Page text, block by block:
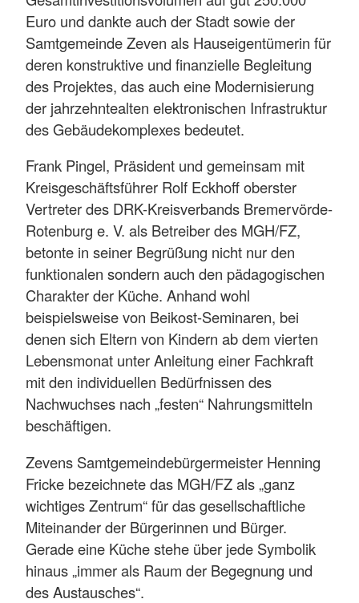
Euro und dankte auch der Stadt sowie der
Samtgemeinde Zeven als Hauseigentümerin für
deren konstruktive und finanzielle Begleitung
des Projektes, das auch eine Modernisierung
der jahrzehntealten elektronischen Infrastruktur
des Gebäudekomplexes bedeutet.
Frank Pingel, Präsident und gemeinsam mit
Kreisgeschäftsführer Rolf Eckhoff oberster
Vertreter des DRK-Kreisverbands Bremervörde-
Rotenburg e. V. als Betreiber des MGH/FZ,
betonte in seiner Begrüßung nicht nur den
funktionalen sondern auch den pädagogischen
Charakter der Küche. Anhand wohl
beispielsweise von Beikost-Seminaren, bei
denen sich Eltern von Kindern ab dem vierten
Lebensmonat unter Anleitung einer Fachkraft
mit den individuellen Bedürfnissen des
Nachwuchses nach „festen“ Nahrungsmitteln
beschäftigen.
Zevens Samtgemeindebürgermeister Henning
Fricke bezeichnete das MGH/FZ als „ganz
wichtiges Zentrum“ für das gesellschaftliche
Miteinander der Bürgerinnen und Bürger.
Gerade eine Küche stehe über jede Symbolik
hinaus „immer als Raum der Begegnung und
des Austausches“.